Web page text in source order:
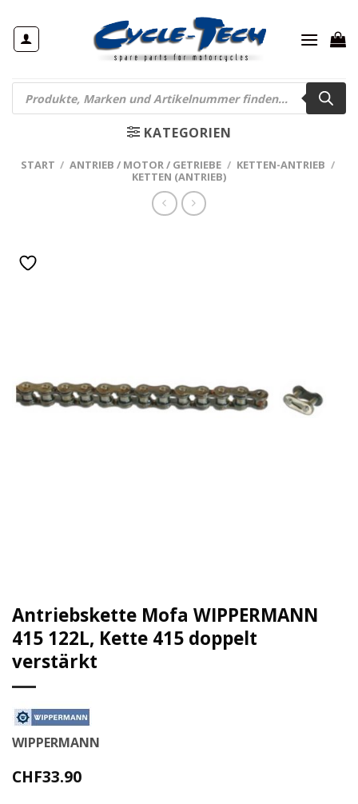
Inhalt
springen
Products
search
KATEGORIEN
START / ANTRIEB / MOTOR / GETRIEBE / KETTEN-ANTRIEB /
KETTEN (ANTRIEB)
Antriebskette Mofa WIPPERMANN
415 122L, Kette 415 doppelt
verstärkt
WIPPERMANN
CHF33.90